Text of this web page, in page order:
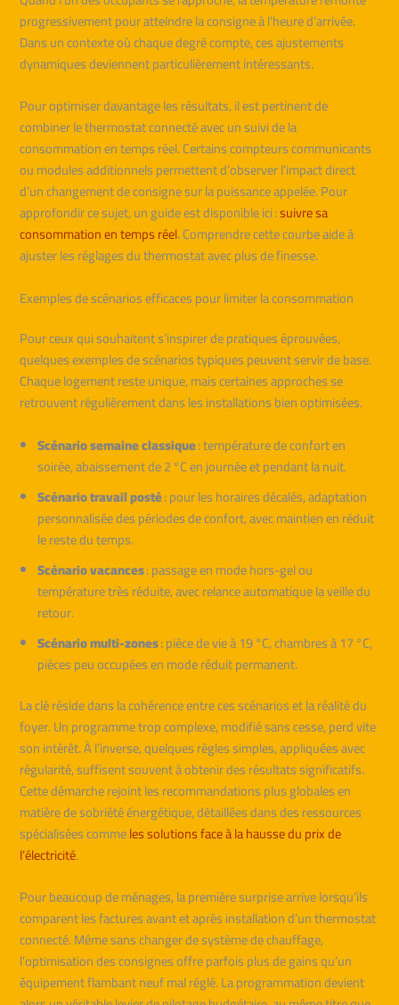
progressivement pour atteindre la consigne à l’heure d’arrivée.
Dans un contexte où chaque degré compte, ces ajustements
dynamiques deviennent particulièrement intéressants.
Pour optimiser davantage les résultats, il est pertinent de
combiner le thermostat connecté avec un suivi de la
consommation en temps réel. Certains compteurs communicants
ou modules additionnels permettent d’observer l’impact direct
d’un changement de consigne sur la puissance appelée. Pour
approfondir ce sujet, un guide est disponible ici :suivre sa
consommation en temps réel. Comprendre cette courbe aide à
ajuster les réglages du thermostat avec plus de finesse.
Exemples de scénarios efficaces pour limiter la consommation
Pour ceux qui souhaitent s’inspirer de pratiques éprouvées,
quelques exemples de scénarios typiques peuvent servir de base.
Chaque logement reste unique, mais certaines approches se
retrouvent régulièrement dans les installations bien optimisées.
Scénario semaine classique: température de confort en
soirée, abaissement de 2 °C en journée et pendant la nuit.
Scénario travail posté: pour les horaires décalés, adaptation
personnalisée des périodes de confort, avec maintien en réduit
le reste du temps.
Scénario vacances: passage en mode hors-gel ou
température très réduite, avec relance automatique la veille du
retour.
Scénario multi-zones: pièce de vie à 19 °C, chambres à 17 °C,
pièces peu occupées en mode réduit permanent.
La clé réside dans la cohérence entre ces scénarios et la réalité du
foyer. Un programme trop complexe, modifié sans cesse, perd vite
son intérêt. À l’inverse, quelques règles simples, appliquées avec
régularité, suffisent souvent à obtenir des résultats significatifs.
Cette démarche rejoint les recommandations plus globales en
matière de sobriété énergétique, détaillées dans des ressources
spécialisées commeles solutions face à la hausse du prix de
l’électricité.
Pour beaucoup de ménages, la première surprise arrive lorsqu’ils
comparent les factures avant et après installation d’un thermostat
connecté. Même sans changer de système de chauffage,
l’optimisation des consignes offre parfois plus de gains qu’un
équipement flambant neuf mal réglé. La programmation devient